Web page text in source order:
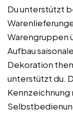
Du unterstützt
Warengruppen
Aufbau
Dekoration
unterstützt du.